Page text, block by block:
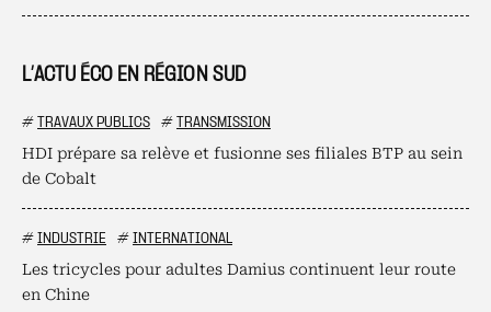
L’ACTU ÉCO EN RÉGION SUD
# TRAVAUX PUBLICS # TRANSMISSION
HDI prépare sa relève et fusionne ses filiales BTP au sein
de Cobalt
# INDUSTRIE # INTERNATIONAL
Les tricycles pour adultes Damius continuent leur route
en Chine